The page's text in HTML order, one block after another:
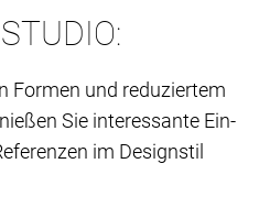
Formen und reduziertem
Sie interessante Ein-
im Designstil